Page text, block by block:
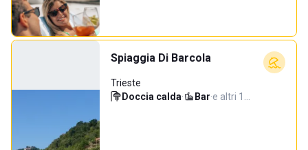
Spiaggia Di Barcola
Trieste
Doccia calda· Bar·e altri 1…